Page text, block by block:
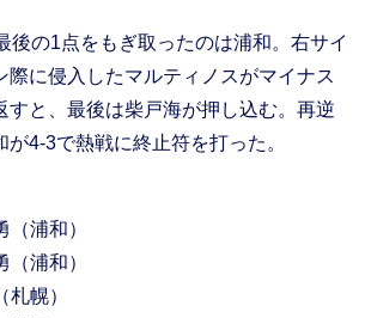
の1点をもぎ取ったのは浦和。右サイ
際に侵入したマルティノスがマイナス
すと、最後は柴戸海が押し込む。再逆
4-3で熱戦に終止符を打った。
浦和）
浦和）
幌）